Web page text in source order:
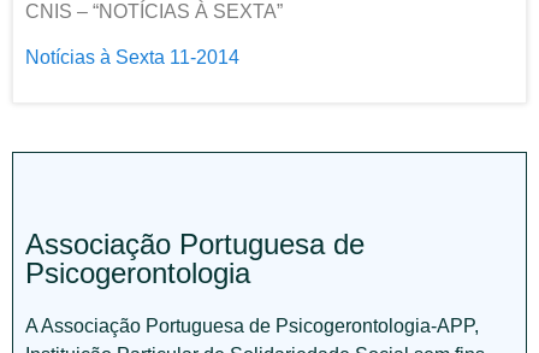
CNIS – “NOTÍCIAS À SEXTA”
Notícias à Sexta 11-2014
Associação Portuguesa de
Psicogerontologia
A Associação Portuguesa de Psicogerontologia-APP,